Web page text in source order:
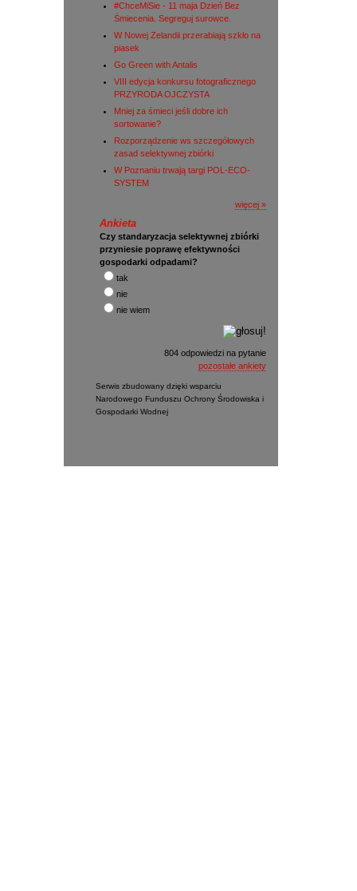
#ChceMiSie - 11 maja Dzień Bez
Śmiecenia. Segreguj surowce.
W Nowej Zelandii przerabiają szkło na
piasek
Go Green with Antalis
VIII edycja konkursu fotograficznego
PRZYRODA OJCZYSTA
Mniej za śmieci jeśli dobre ich
sortowanie?
Rozporządzenie ws szczegółowych
zasad selektywnej zbiórki
W Poznaniu trwają targi POL-ECO-
SYSTEM
więcej »
Ankieta
Czy standaryzacja selektywnej zbiórki
przyniesie poprawę efektywności
gospodarki odpadami?
tak
nie
nie wiem
804 odpowiedzi na pytanie
pozostałe ankiety
Serwis zbudowany dzięki wsparciu
Narodowego Funduszu Ochrony Środowiska i
Gospodarki Wodnej